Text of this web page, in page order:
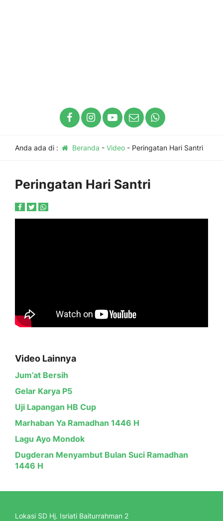
Anda ada di : Beranda - Video- Peringatan Hari Santri
Peringatan Hari Santri
Video Lainnya
Jum’at Bersih
Gelar Karya P5
Uji Lapangan HB Cup
Marhaban Ya Ramadhan 1446 H
Lagu Ayo Mondok
Dugderan Menyambut Bulan Suci Ramadhan
1446 H
Lokasi SD Hj. Isriati Baiturrahman 2